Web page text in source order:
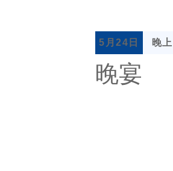
5月24日 晚
晚宴